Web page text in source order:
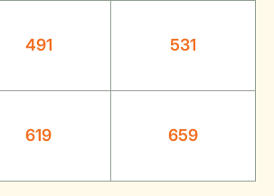
491 531
619 659